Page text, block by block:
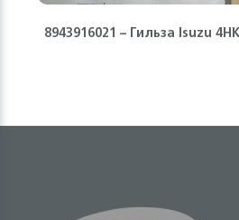
8943916021 – Гильза Isuzu